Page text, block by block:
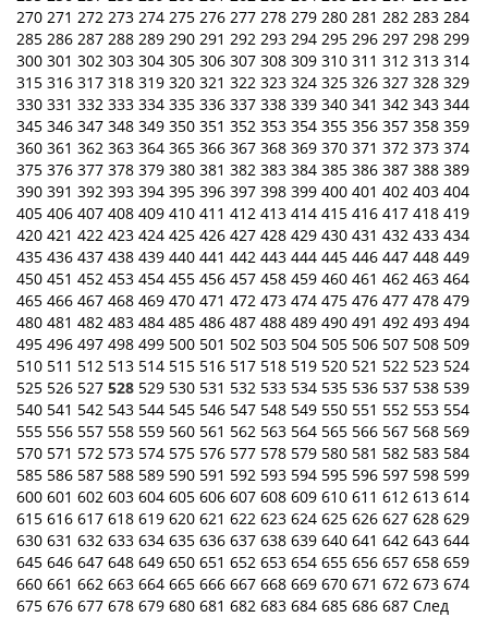
270 271 272 273 274 275 276 277 278 279 280 281 282 283 284
285 286 287 288 289 290 291 292 293 294 295 296 297 298 299
300 301 302 303 304 305 306 307 308 309 310 311 312 313 314
315 316 317 318 319 320 321 322 323 324 325 326 327 328 329
330 331 332 333 334 335 336 337 338 339 340 341 342 343 344
345 346 347 348 349 350 351 352 353 354 355 356 357 358 359
360 361 362 363 364 365 366 367 368 369 370 371 372 373 374
375 376 377 378 379 380 381 382 383 384 385 386 387 388 389
390 391 392 393 394 395 396 397 398 399 400 401 402 403 404
405 406 407 408 409 410 411 412 413 414 415 416 417 418 419
420 421 422 423 424 425 426 427 428 429 430 431 432 433 434
435 436 437 438 439 440 441 442 443 444 445 446 447 448 449
450 451 452 453 454 455 456 457 458 459 460 461 462 463 464
465 466 467 468 469 470 471 472 473 474 475 476 477 478 479
480 481 482 483 484 485 486 487 488 489 490 491 492 493 494
495 496 497 498 499 500 501 502 503 504 505 506 507 508 509
510 511 512 513 514 515 516 517 518 519 520 521 522 523 524
525 526 527 528 529 530 531 532 533 534 535 536 537 538 539
540 541 542 543 544 545 546 547 548 549 550 551 552 553 554
555 556 557 558 559 560 561 562 563 564 565 566 567 568 569
570 571 572 573 574 575 576 577 578 579 580 581 582 583 584
585 586 587 588 589 590 591 592 593 594 595 596 597 598 599
600 601 602 603 604 605 606 607 608 609 610 611 612 613 614
615 616 617 618 619 620 621 622 623 624 625 626 627 628 629
630 631 632 633 634 635 636 637 638 639 640 641 642 643 644
645 646 647 648 649 650 651 652 653 654 655 656 657 658 659
660 661 662 663 664 665 666 667 668 669 670 671 672 673 674
675 676 677 678 679 680 681 682 683 684 685 686 687 След